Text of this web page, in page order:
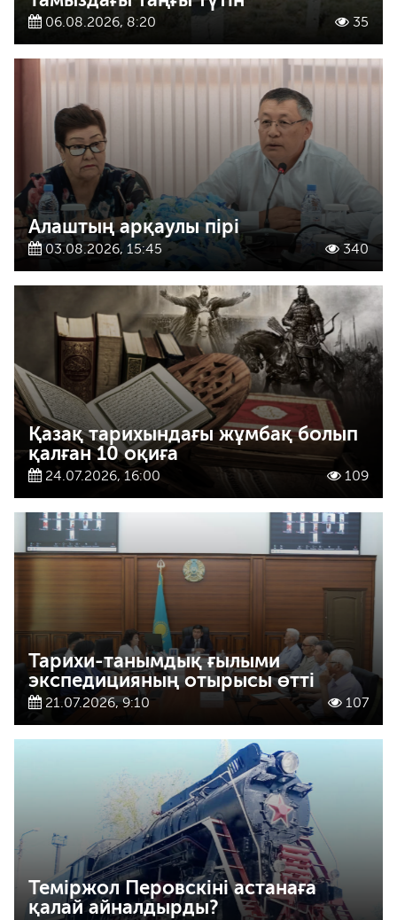
06.08.2026, 8:20 35
Алаштың арқаулы пірі
03.08.2026, 15:45 340
Қазақ тарихындағы жұмбақ болып
қалған 10 оқиға
24.07.2026, 16:00 109
Тарихи-танымдық ғылыми
экспедицияның отырысы өтті
21.07.2026, 9:10 107
Теміржол Перовскіні астанаға
қалай айналдырды?